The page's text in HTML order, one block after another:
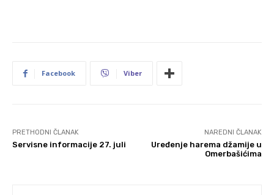
Facebook Viber
PRETHODNI ČLANAK
Servisne informacije 27. juli
NAREDNI ČLANAK
Uređenje harema džamije u
Omerbašićima